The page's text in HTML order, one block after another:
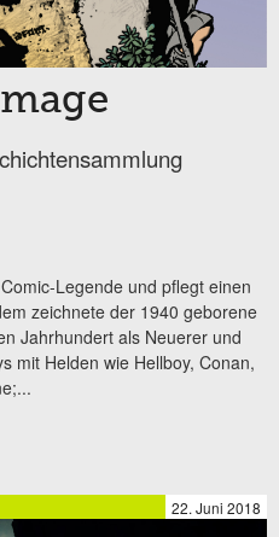
Legende und pflegt einen
zeichnete der 1940 geborene
Jahrhundert als Neuerer und
mit Helden wie Hellboy, Conan,
22. Juni 2018